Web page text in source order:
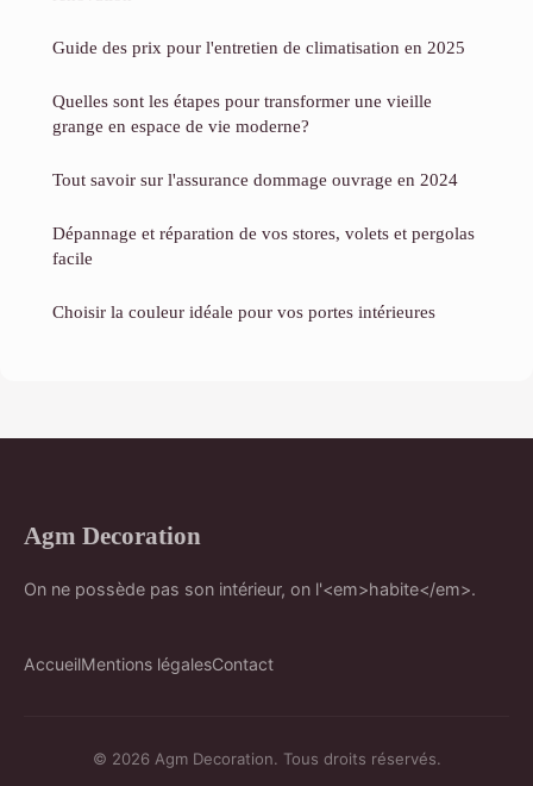
Guide des prix pour l'entretien de climatisation en 2025
Quelles sont les étapes pour transformer une vieille
grange en espace de vie moderne?
Tout savoir sur l'assurance dommage ouvrage en 2024
Dépannage et réparation de vos stores, volets et pergolas
facile
Choisir la couleur idéale pour vos portes intérieures
Agm Decoration
On ne possède pas son intérieur, on l'<em>habite</em>.
AccueilMentions légalesContact
© 2026 Agm Decoration. Tous droits réservés.